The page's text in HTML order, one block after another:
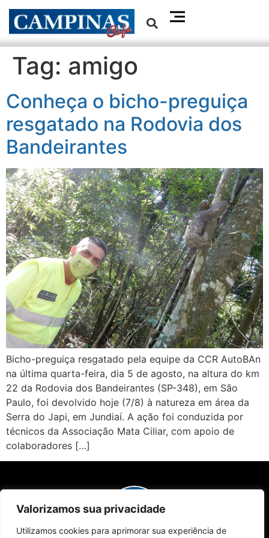
Valorizamos sua privacidade
Utilizamos cookies para aprimorar sua experiência de
Tag: amigo
Conheça o bicho-preguiça
resgatado na Rodovia dos
Bandeirantes
Bicho-preguiça resgatado pela equipe da CCR AutoBAn
na última quarta-feira, dia 5 de agosto, na altura do km
22 da Rodovia dos Bandeirantes (SP-348), em São
Paulo, foi devolvido hoje (7/8) à natureza em área da
Serra do Japi, em Jundiaí. A ação foi conduzida por
técnicos da Associação Mata Ciliar, com apoio de
colaboradores […]